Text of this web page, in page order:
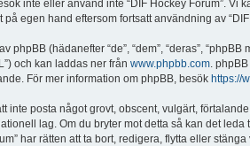
inte eller använd inte “DIF Hockey Forum”. Vi
egen hand eftersom fortsatt användning av
phpBB (hädanefter “de”, “dem”, “deras”,
och kan laddas ner från www.phpbb.com .
För mer information om phpBB, besök https://
inte posta något grovt, obscent, vulgärt,
lag. Om du bryter mot detta så kan det
har rätten att ta bort, redigera, flytta eller